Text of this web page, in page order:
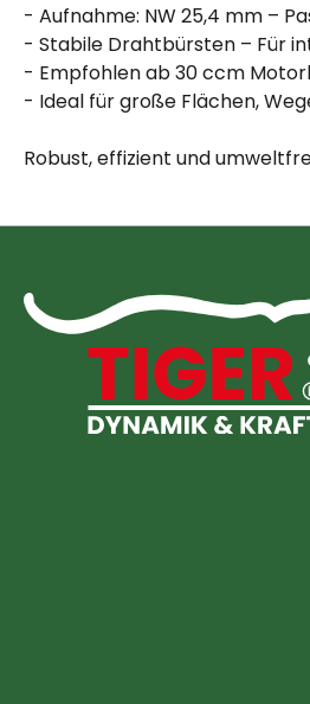
- Aufnahme: NW 25,4 mm –
- Stabile Drahtbürsten – Für
- Empfohlen ab 30 ccm
- Ideal für große Flächen,
Robust, effizient und